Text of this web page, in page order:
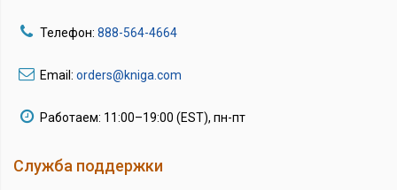
Телефон: 888-564-4664
Email: orders@kniga.com
Работаем: 11:00–19:00 (EST), пн-пт
Служба поддержки